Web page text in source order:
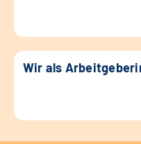
Wir als